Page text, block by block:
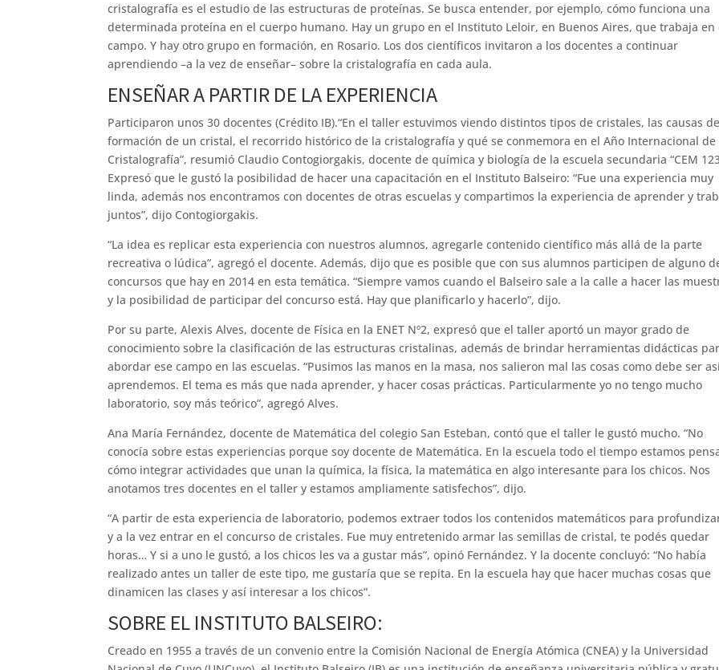
cristalografía es el estudio de las estructuras de proteínas. Se busca entender, por ejemplo, cómo funciona una
determinada proteína en el cuerpo humano. Hay un grupo en el Instituto Leloir, en Buenos Aires, que trabaja en
campo. Y hay otro grupo en formación, en Rosario. Los dos científicos invitaron a los docentes a continuar
aprendiendo –a la vez de enseñar– sobre la cristalografía en cada aula.
ENSEÑAR A PARTIR DE LA EXPERIENCIA
Participaron unos 30 docentes (Crédito IB).“En el taller estuvimos viendo distintos tipos de cristales, las causas
formación de un cristal, el recorrido histórico de la cristalografía y qué se conmemora en el Año Internacional de
Cristalografía”, resumió Claudio Contogiorgakis, docente de química y biología de la escuela secundaria “CEM
Expresó que le gustó la posibilidad de hacer una capacitación en el Instituto Balseiro: “Fue una experiencia muy
linda, además nos encontramos con docentes de otras escuelas y compartimos la experiencia de aprender y
juntos”, dijo Contogiorgakis.
“La idea es replicar esta experiencia con nuestros alumnos, agregarle contenido científico más allá de la parte
recreativa o lúdica”, agregó el docente. Además, dijo que es posible que con sus alumnos participen de alguno
concursos que hay en 2014 en esta temática. “Siempre vamos cuando el Balseiro sale a la calle a hacer las
y la posibilidad de participar del concurso está. Hay que planificarlo y hacerlo”, dijo.
Por su parte, Alexis Alves, docente de Física en la ENET Nº2, expresó que el taller aportó un mayor grado de
conocimiento sobre la clasificación de las estructuras cristalinas, además de brindar herramientas didácticas
abordar ese campo en las escuelas. “Pusimos las manos en la masa, nos salieron mal las cosas como debe ser
aprendemos. El tema es más que nada aprender, y hacer cosas prácticas. Particularmente yo no tengo mucho
laboratorio, soy más teórico”, agregó Alves.
Ana María Fernández, docente de Matemática del colegio San Esteban, contó que el taller le gustó mucho. “No
conocía sobre estas experiencias porque soy docente de Matemática. En la escuela todo el tiempo estamos
cómo integrar actividades que unan la química, la física, la matemática en algo interesante para los chicos. Nos
anotamos tres docentes en el taller y estamos ampliamente satisfechos”, dijo.
“A partir de esta experiencia de laboratorio, podemos extraer todos los contenidos matemáticos para
y a la vez entrar en el concurso de cristales. Fue muy entretenido armar las semillas de cristal, te podés quedar
horas… Y si a uno le gustó, a los chicos les va a gustar más”, opinó Fernández. Y la docente concluyó: “No había
realizado antes un taller de este tipo, me gustaría que se repita. En la escuela hay que hacer muchas cosas que
dinamicen las clases y así interesar a los chicos”.
SOBRE EL INSTITUTO BALSEIRO:
Creado en 1955 a través de un convenio entre la Comisión Nacional de Energía Atómica (CNEA) y la Universidad